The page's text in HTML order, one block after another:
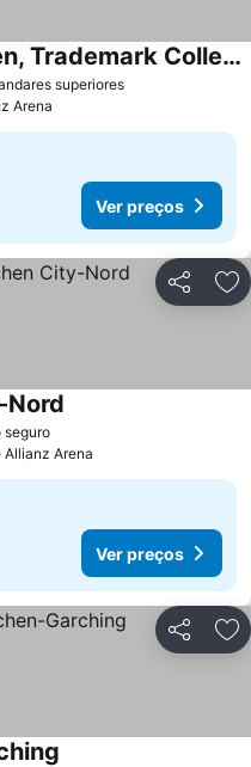
superiores
The Rilano Hotel München, Trademark Collection by Wyndham
Arena
Ver preços
Partilhar
seguro
Nord
Allianz Arena
Ver preços
Partilhar